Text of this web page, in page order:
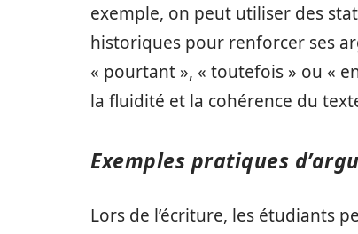
exemple, on peut utiliser des
historiques pour renforcer ses
« pourtant », « toutefois » ou «
la fluidité et la cohérence du
Exemples pratiques
Lors de l’écriture, les étudiants